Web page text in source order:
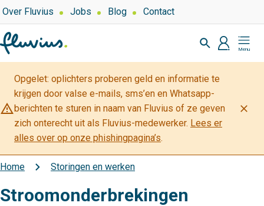
Overslaan
en
naar
de
inhoud
gaan
Top
navigation
Over Fluvius Jobs Blog Contact
Zoeken
profiel
Mijn
Fluvius
warning_amber
Opgelet: oplichters proberen geld en informatie te
krijgen door valse e-mails, sms’en en Whatsapp-
berichten te sturen in naam van Fluvius of ze geven
zich onterecht uit als Fluvius-medewerker. Lees er
alles over op onze phishingpagina’s.
close
Kruimelpad
Home Storingen en werken
Stroomonderbrekingen